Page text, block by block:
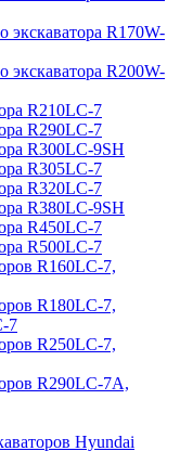
экскаватора R170W-
экскаватора R200W-
R210LC-7
R290LC-7
R300LC-9SH
R305LC-7
R320LC-7
R380LC-9SH
R450LC-7
R500LC-7
R160LC-7,
R180LC-7,
7
R250LC-7,
R290LC-7A,
Hyundai